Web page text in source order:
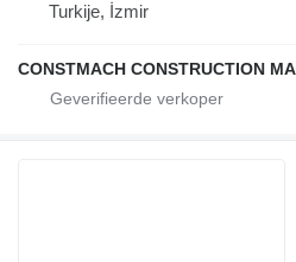
Turkije, İzmir
CONSTMACH CONSTRUCTION